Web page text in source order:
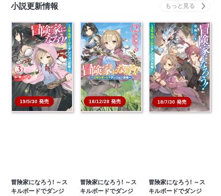
小説更新情報
19/5/30 発売
冒険家になろう! ～ス
キルボードでダンジ
18/12/28 発売
冒険家になろう! ～ス
キルボードでダンジ
18/7/30 発売
冒険家になろう! ～ス
キルボードでダンジ